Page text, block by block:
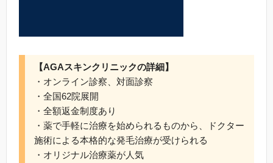
【AGAスキンクリニックの詳細】
・オンライン診察、対面診察
・全国62院展開
・全額返金制度あり
・薬で手軽に治療を始められるものから、ドクター
施術による本格的な発毛治療が受けられる
・オリジナル治療薬が人気